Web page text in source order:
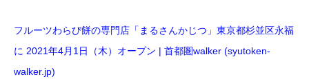
フルーツわらび餅の専門店「まるさんかじつ」東京都杉並区永福
に 2021年4月1日（木）オープン | 首都圏walker (syutoken-
walker.jp)